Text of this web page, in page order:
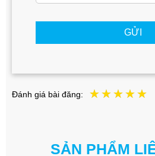
GỬI
Đánh giá bài đăng:
SẢN PHẨM